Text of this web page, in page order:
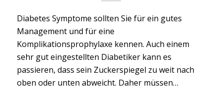
Diabetes Symptome sollten Sie für ein gutes
Management und für eine
Komplikationsprophylaxe kennen. Auch einem
sehr gut eingestellten Diabetiker kann es
passieren, dass sein Zuckerspiegel zu weit nach
oben oder unten abweicht. Daher müssen…